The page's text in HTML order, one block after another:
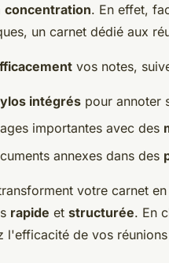
concentration. En effet,
un carnet dédié aux
vos notes,
intégrés pour annoter
importantes avec des
annexes dans des
votre carnet
rapide et structurée. En
l'efficacité de vos